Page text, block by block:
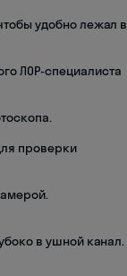
удобно лежал в
ЛОР-специалиста
проверки
в ушной канал.